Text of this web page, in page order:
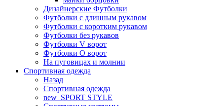
Дизайнерские Футболки
Футболки с длинным рукавом
Футболки с коротким рукавом
Футболки без рукавов
Футболки V ворот
Футболки O ворот
На пуговицах и молнии
Спортивная одежда
Назад
Спортивная одежда
new_SPORT STYLE